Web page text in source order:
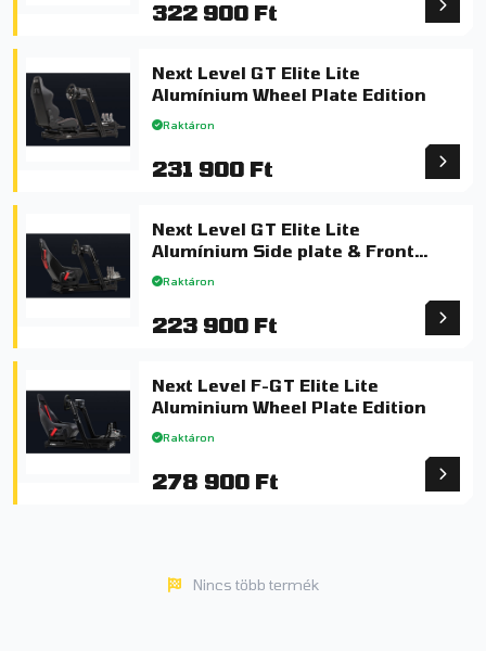
322 900 Ft
Next Level GT Elite Lite
Alumínium Wheel Plate Edition
Raktáron
231 900 Ft
Next Level GT Elite Lite
Alumínium Side plate & Front
Mount
Raktáron
223 900 Ft
Next Level F-GT Elite Lite
Aluminium Wheel Plate Edition
Raktáron
278 900 Ft
Nincs több termék